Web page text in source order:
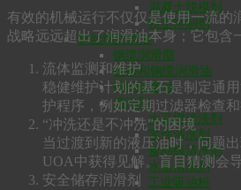
混凝土脱模剂
粉尘抑制剂
钢丝绳润滑油
钢缆润滑脂
链条和钢缆润滑油
链锯链条油
清洗剂
大豆橙清洗剂
零件清洗剂
食品级清洗剂
水基清洗剂
工业吸油粉
有效的机械运行不仅仅是使用一流的
战略远远超出了润滑油本身；它包含
流体监测和维护
稳健维护计划的基石是制定通
护程序，例如定期过滤器检查
“冲洗还是不冲洗”的困境
当过渡到新的液压油时，问题
UOA中获得见解。盲目猜测会
安全储存润滑剂